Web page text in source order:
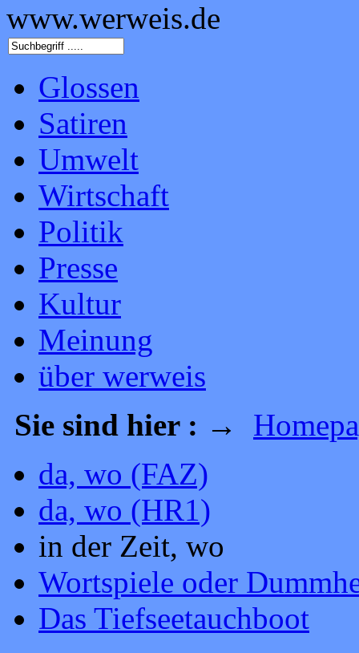
www.werweis.de
Glossen
Satiren
Umwelt
Wirtschaft
Politik
Presse
Kultur
Meinung
über werweis
Sie sind hier : →
da, wo (FAZ)
da, wo (HR1)
in der Zeit, wo
Wortspiele oder
Das Tiefseetauchboot